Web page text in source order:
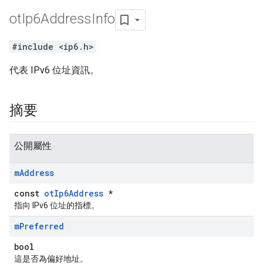
otIp6AddressInfo
#include <ip6.h>
代表 IPv6 位址資訊。
摘要
公開屬性
mAddress
const otIp6Address *
指向 IPv6 位址的指標。
mPreferred
bool
這是否為偏好地址。